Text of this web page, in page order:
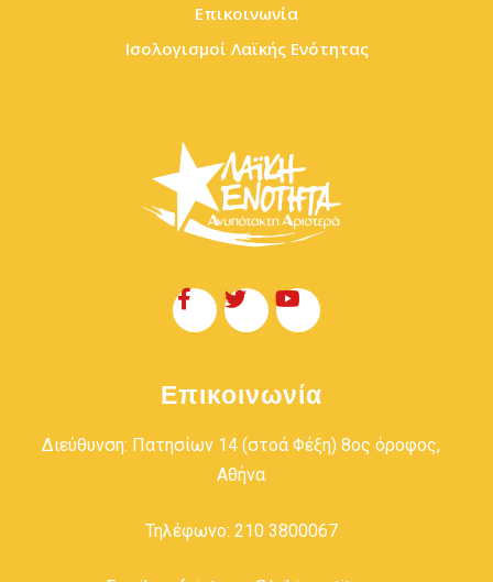
Επικοινωνία
Ισολογισμοί Λαϊκής Ενότητας
Επικοινωνία
Διεύθυνση: Πατησίων 14 (στοά Φέξη) 8ος όροφος,
Αθήνα
Τηλέφωνο: 210 3800067